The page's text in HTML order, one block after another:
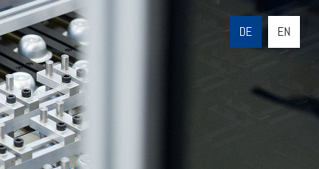
DE EN